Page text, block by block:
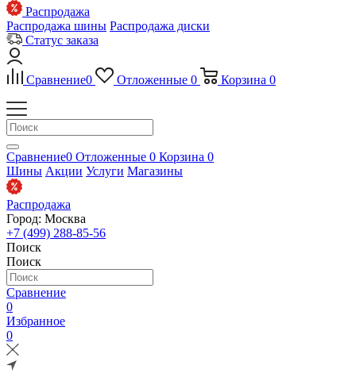
Распродажа
Распродажа шины Распродажа диски
Статус заказа
Сравнение0 Отложенные 0 Корзина 0
Сравнение0 Отложенные 0 Корзина 0
Шины Акции Услуги Магазины
Распродажа
Город: Москва
+7 (499) 288-85-56
Поиск
Поиск
Сравнение
0
Избранное
0